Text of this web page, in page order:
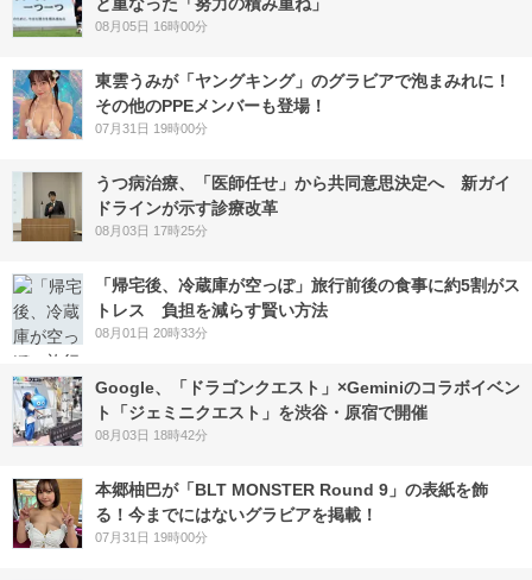
08月05日 16時00分
東雲うみが「ヤングキング」のグラビアで泡まみれに！
その他のPPEメンバーも登場！
07月31日 19時00分
うつ病治療、「医師任せ」から共同意思決定へ 新ガイ
ドラインが示す診療改革
08月03日 17時25分
「帰宅後、冷蔵庫が空っぽ」旅行前後の食事に約5割がス
トレス 負担を減らす賢い方法
08月01日 20時33分
Google、「ドラゴンクエスト」×Geminiのコラボイベン
ト「ジェミニクエスト」を渋谷・原宿で開催
08月03日 18時42分
本郷柚巴が「BLT MONSTER Round 9」の表紙を飾
る！今までにはないグラビアを掲載！
07月31日 19時00分